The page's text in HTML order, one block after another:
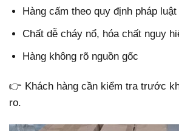
Hàng cấm theo quy định pháp luật
Chất dễ cháy nổ, hóa chất nguy
Hàng không rõ nguồn gốc
👉 Khách hàng cần kiểm tra trước
ro.